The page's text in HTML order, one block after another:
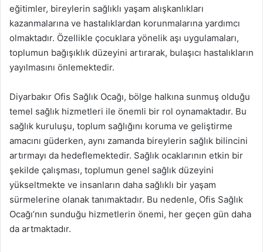
eğitimler, bireylerin sağlıklı yaşam alışkanlıkları
kazanmalarına ve hastalıklardan korunmalarına yardımcı
olmaktadır. Özellikle çocuklara yönelik aşı uygulamaları,
toplumun bağışıklık düzeyini artırarak, bulaşıcı hastalıkların
yayılmasını önlemektedir.
Diyarbakır Ofis Sağlık Ocağı, bölge halkına sunmuş olduğu
temel sağlık hizmetleri ile önemli bir rol oynamaktadır. Bu
sağlık kuruluşu, toplum sağlığını koruma ve geliştirme
amacını güderken, aynı zamanda bireylerin sağlık bilincini
artırmayı da hedeflemektedir. Sağlık ocaklarının etkin bir
şekilde çalışması, toplumun genel sağlık düzeyini
yükseltmekte ve insanların daha sağlıklı bir yaşam
sürmelerine olanak tanımaktadır. Bu nedenle, Ofis Sağlık
Ocağı’nın sunduğu hizmetlerin önemi, her geçen gün daha
da artmaktadır.